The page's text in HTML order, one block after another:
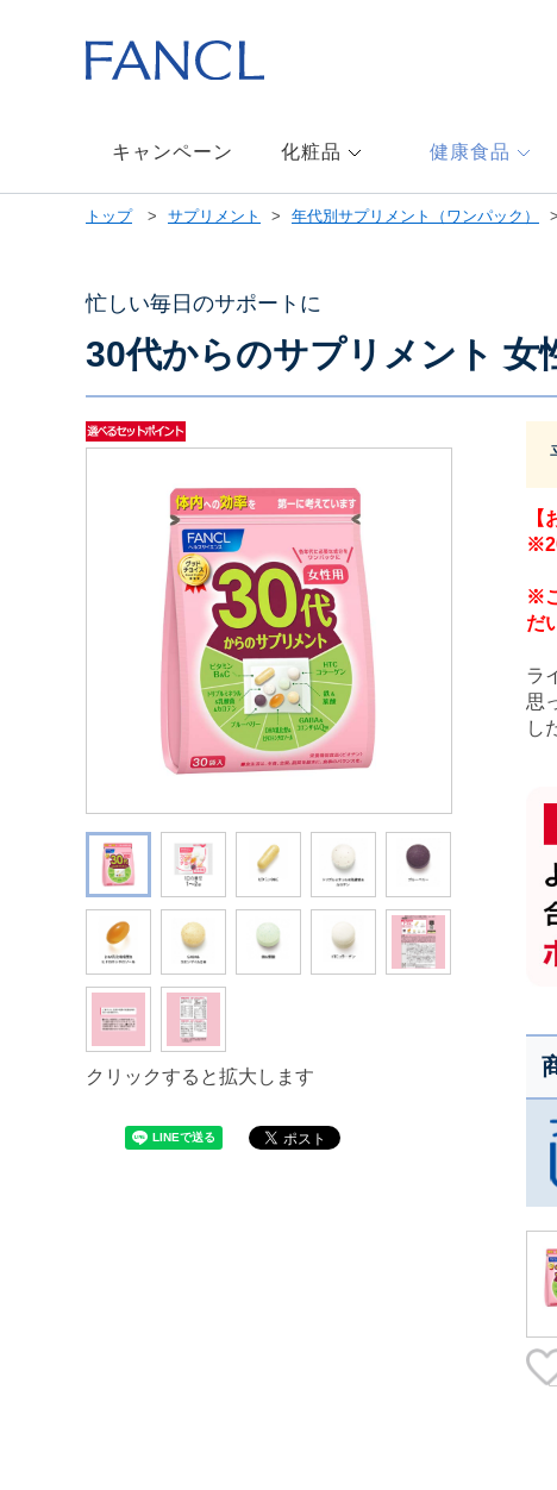
メ
キャンペーン 化粧品 健康食品
トップ サプリメント 年代別サプリメント（ワンパック）
忙しい毎日のサポートに
30代からのサプリメント 女
クリックすると拡大します
【
※
だ
ラ
思
し